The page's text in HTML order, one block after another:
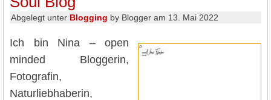
Abgelegt unter Blogging by Blogger am 13. Mai 2022
Ich bin Nina – open
minded Bloggerin,
Fotografin,
Naturliebhaberin,